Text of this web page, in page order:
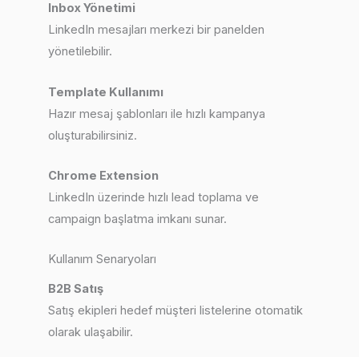
Inbox Yönetimi
LinkedIn mesajları merkezi bir panelden
yönetilebilir.
Template Kullanımı
Hazır mesaj şablonları ile hızlı kampanya
oluşturabilirsiniz.
Chrome Extension
LinkedIn üzerinde hızlı lead toplama ve
campaign başlatma imkanı sunar.
Kullanım Senaryoları
B2B Satış
Satış ekipleri hedef müşteri listelerine otomatik
olarak ulaşabilir.